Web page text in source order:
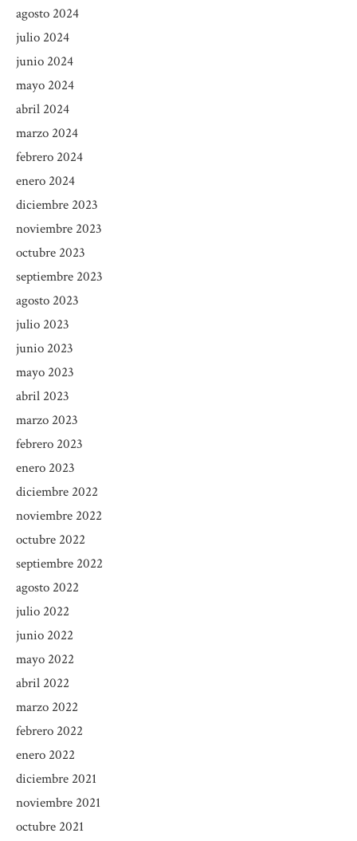
agosto 2024
julio 2024
junio 2024
mayo 2024
abril 2024
marzo 2024
febrero 2024
enero 2024
diciembre 2023
noviembre 2023
octubre 2023
septiembre 2023
agosto 2023
julio 2023
junio 2023
mayo 2023
abril 2023
marzo 2023
febrero 2023
enero 2023
diciembre 2022
noviembre 2022
octubre 2022
septiembre 2022
agosto 2022
julio 2022
junio 2022
mayo 2022
abril 2022
marzo 2022
febrero 2022
enero 2022
diciembre 2021
noviembre 2021
octubre 2021